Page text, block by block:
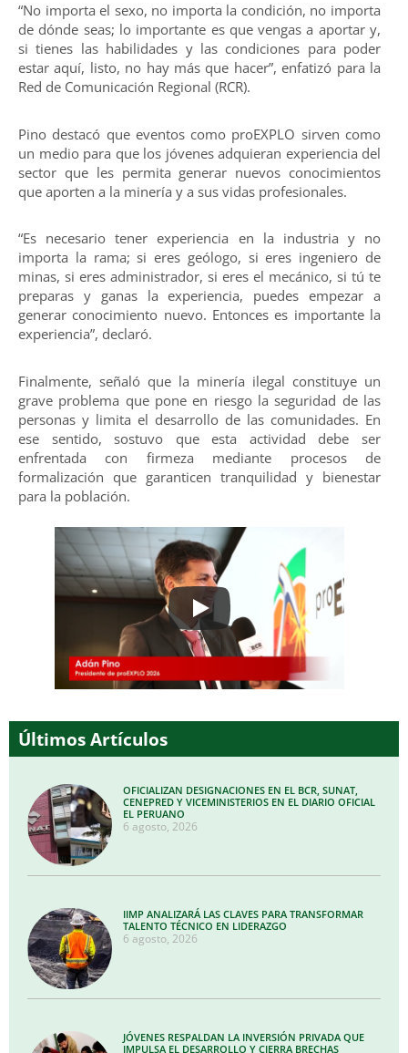
“No importa el sexo, no importa la condición, no importa
de dónde seas; lo importante es que vengas a aportar y,
si tienes las habilidades y las condiciones para poder
estar aquí, listo, no hay más que hacer”, enfatizó para la
Red de Comunicación Regional (RCR).
Pino destacó que eventos como proEXPLO sirven como
un medio para que los jóvenes adquieran experiencia del
sector que les permita generar nuevos conocimientos
que aporten a la minería y a sus vidas profesionales.
“Es necesario tener experiencia en la industria y no
importa la rama; si eres geólogo, si eres ingeniero de
minas, si eres administrador, si eres el mecánico, si tú te
preparas y ganas la experiencia, puedes empezar a
generar conocimiento nuevo. Entonces es importante la
experiencia”, declaró.
Finalmente, señaló que la minería ilegal constituye un
grave problema que pone en riesgo la seguridad de las
personas y limita el desarrollo de las comunidades. En
ese sentido, sostuvo que esta actividad debe ser
enfrentada con firmeza mediante procesos de
formalización que garanticen tranquilidad y bienestar
para la población.
Últimos Artículos
OFICIALIZAN DESIGNACIONES EN EL BCR, SUNAT,
CENEPRED Y VICEMINISTERIOS EN EL DIARIO OFICIAL
EL PERUANO
6 agosto, 2026
IIMP ANALIZARÁ LAS CLAVES PARA TRANSFORMAR
TALENTO TÉCNICO EN LIDERAZGO
6 agosto, 2026
JÓVENES RESPALDAN LA INVERSIÓN PRIVADA QUE
IMPULSA EL DESARROLLO Y CIERRA BRECHAS